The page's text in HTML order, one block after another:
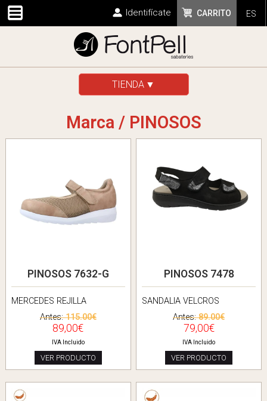
ES
CARRITO
Identifícate
TIENDA
Marca / PINOSOS
PINOSOS 7632-G
MERCEDES REJILLA
Antes:115.00€
89,00€
IVA Incluido
VER PRODUCTO
PINOSOS 7478
SANDALIA VELCROS
Antes:89.00€
79,00€
IVA Incluido
VER PRODUCTO